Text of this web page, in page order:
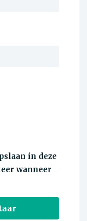
in deze
wanneer